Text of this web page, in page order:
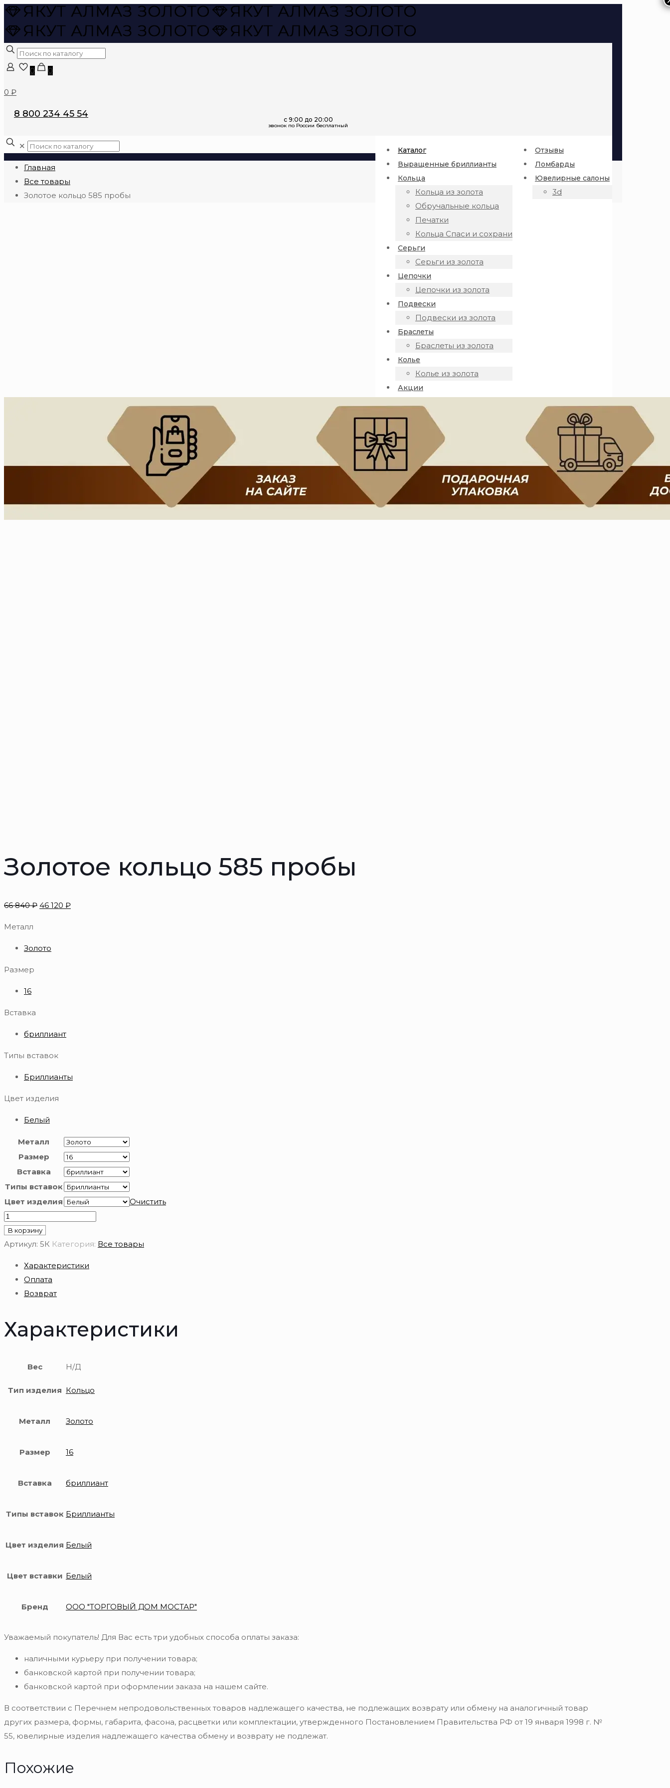
0 0
0 ₽
8 800 234 45 54
Каталог
Выращенные бриллианты
Кольца
Кольца из золота
Обручальные кольца
Печатки
Кольца Спаси и сохрани
Серьги
Серьги из золота
Цепочки
Цепочки из золота
Подвески
Подвески из золота
Браслеты
Браслеты из золота
Колье
Колье из золота
Акции
Отзывы
Ломбарды
Ювелирные салоны
3d
✕
Главная
Все товары
Золотое кольцо 585 пробы
Золотое кольцо 585 пробы
66 840₽ 46 120 ₽
Металл
Золото
Размер
16
Вставка
бриллиант
Типы вставок
Бриллианты
Цвет изделия
Белый
Металл
Размер
Вставка
Типы вставок
Цвет изделия
Очистить
Количество
товара
Золотое
пробы
В корзину
Артикул: 5К Категория: Все товары
Характеристики
Оплата
Возврат
Характеристики
Вес Н/Д
Тип изделия Кольцо
Металл Золото
Размер 16
Вставка бриллиант
Типы вставок Бриллианты
Цвет изделия Белый
Цвет вставки Белый
Бренд ООО "ТОРГОВЫЙ ДОМ МОСТАР"
Уважаемый покупатель! Для Вас есть три удобных способа оплаты заказа:
наличными курьеру при получении товара;
банковской картой при получении товара;
банковской картой при оформлении заказа на нашем сайте.
В соответствии с Перечнем непродовольственных товаров надлежащего качества, не подлежащих возврату или обмену на аналогичный товар
других размера, формы, габарита, фасона, расцветки или комплектации, утвержденного Постановлением Правительства РФ от 19 января 1998 г. №
55, ювелирные изделия надлежащего качества обмену и возврату не подлежат.
Похожие